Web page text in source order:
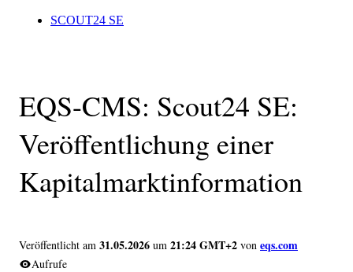
SCOUT24 SE
EQS-CMS: Scout24 SE:
Veröffentlichung einer
Kapitalmarktinformation
Veröffentlicht am 31.05.2026 um 21:24 GMT+2 von eqs.com
Aufrufe